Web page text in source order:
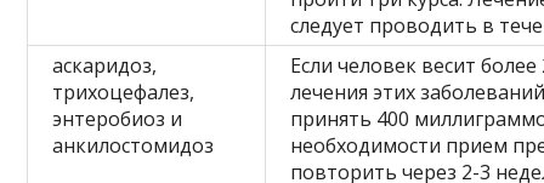
следует проводить в
аскаридоз,
трихоцефалез,
энтеробиоз и
анкилостомидоз
Если человек весит
лечения этих
принять 400
необходимости прием
повторить через 2-3